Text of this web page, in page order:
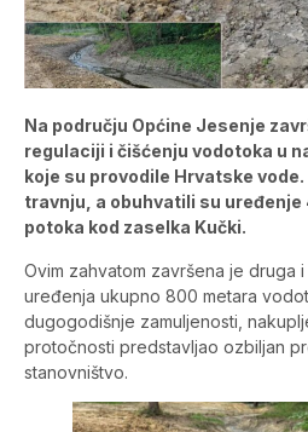
Na području Općine Jesenje
regulaciji i čišćenju vodotoka u
koje su provodile Hrvatske
travnju, a obuhvatili su
potoka kod zaselka Kučki.
Ovim zahvatom završena je druga
uređenja ukupno 800 metara
dugogodišnje zamuljenosti,
protočnosti predstavljao ozbiljan
stanovništvo.